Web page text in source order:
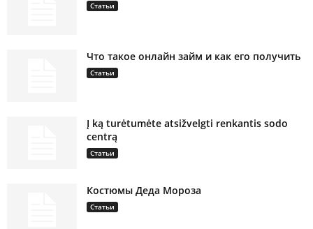
Статьи
Что такое онлайн займ и как его получить
Статьи
Į ką turėtumėte atsižvelgti renkantis sodo
centrą
Статьи
Костюмы Деда Мороза
Статьи